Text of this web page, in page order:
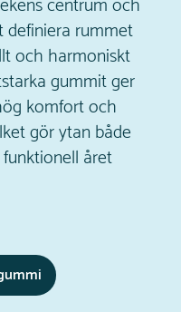
definiera rummet
och harmoniskt
gummit ger
komfort och
gör ytan både
året